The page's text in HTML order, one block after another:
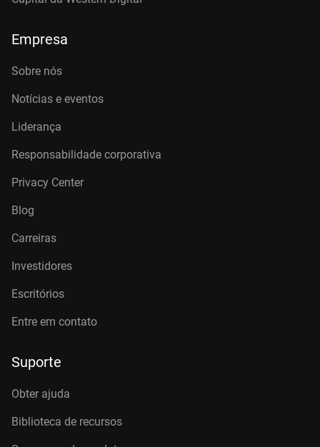
Empresa
Sobre nós
Notícias e eventos
Liderança
Responsabilidade corporativa
Privacy Center
Blog
Carreiras
Investidores
Escritórios
Entre em contato
Suporte
Obter ajuda
Biblioteca de recursos